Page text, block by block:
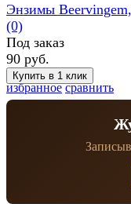
избранное сравнить
Энзимы
(0)
Под заказ
90 руб.